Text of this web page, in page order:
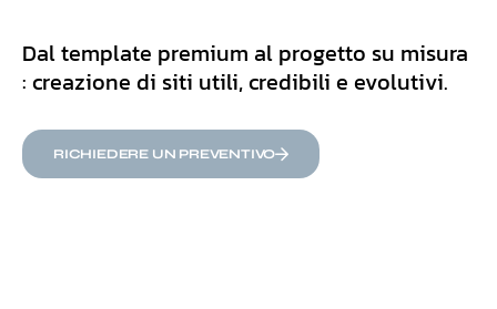
Dal template premium al progetto su misura
: creazione di siti utili, credibili e evolutivi.
RICHIEDERE UN PREVENTIVO